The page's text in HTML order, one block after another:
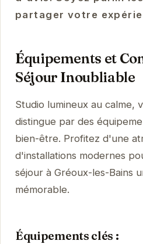
partager votre
Équipements et
Séjour Inoubliable
Studio lumineux au calme,
distingue par des
bien-être. Profitez d'une
d'installations modernes
séjour à Gréoux-les-Bains
mémorable.
Équipements clés :